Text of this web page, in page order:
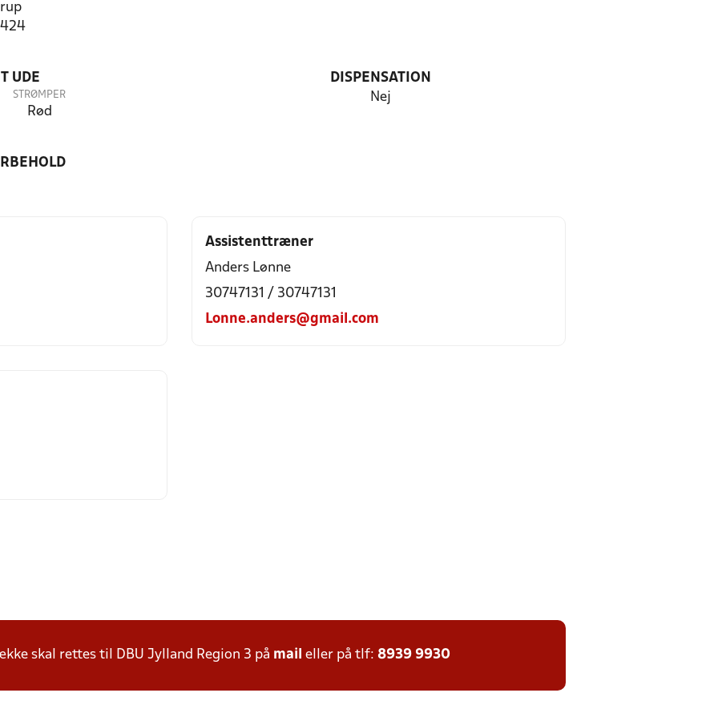
UDE
STRØMPER
Rød
DISPENSATION
Nej
Assistenttræner
Anders Lønne
30747131 / 30747131
Lonne.anders@gmail.com
skal rettes til DBU Jylland Region 3 på mail eller på tlf: 8939 9930